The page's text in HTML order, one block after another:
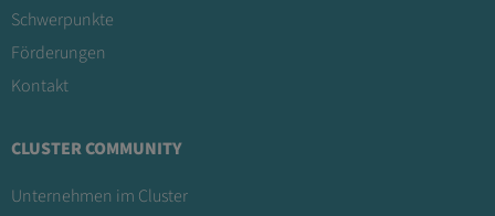
Schwerpunkte
Förderungen
Kontakt
CLUSTER COMMUNITY
Unternehmen im Cluster